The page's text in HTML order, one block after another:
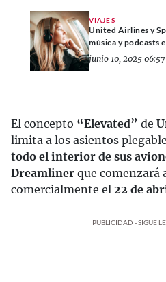
VIAJES
United Airlines y
música y podcasts
junio 10, 2025 06:57
El concepto “Elevated” de
limita a los asientos
todo el interior de sus
Dreamliner que comenzará
comercialmente el 22 de
PUBLICIDAD - SIGUE